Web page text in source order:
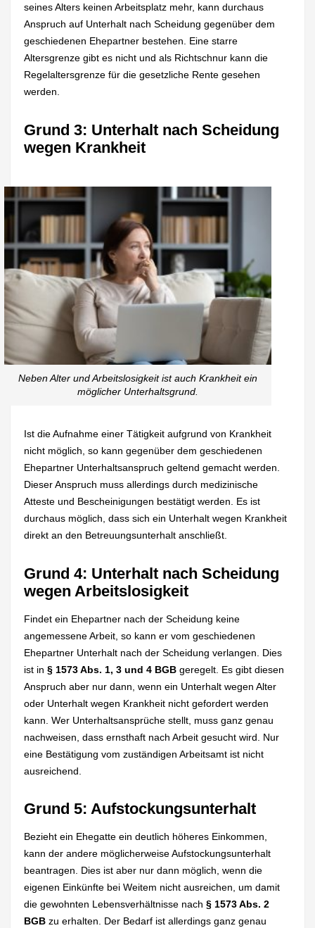
seines Alters keinen Arbeitsplatz mehr, kann durchaus
Anspruch auf Unterhalt nach Scheidung gegenüber dem
geschiedenen Ehepartner bestehen. Eine starre
Altersgrenze gibt es nicht und als Richtschnur kann die
Regelaltersgrenze für die gesetzliche Rente gesehen
werden.
Grund 3: Unterhalt nach Scheidung
wegen Krankheit
Neben Alter und Arbeitslosigkeit ist auch Krankheit ein
möglicher Unterhaltsgrund.
Ist die Aufnahme einer Tätigkeit aufgrund von Krankheit
nicht möglich, so kann gegenüber dem geschiedenen
Ehepartner Unterhaltsanspruch geltend gemacht werden.
Dieser Anspruch muss allerdings durch medizinische
Atteste und Bescheinigungen bestätigt werden. Es ist
durchaus möglich, dass sich ein Unterhalt wegen Krankheit
direkt an den Betreuungsunterhalt anschließt.
Grund 4: Unterhalt nach Scheidung
wegen Arbeitslosigkeit
Findet ein Ehepartner nach der Scheidung keine
angemessene Arbeit, so kann er vom geschiedenen
Ehepartner Unterhalt nach der Scheidung verlangen. Dies
ist in§ 1573 Abs. 1, 3 und 4 BGB geregelt. Es gibt diesen
Anspruch aber nur dann, wenn ein Unterhalt wegen Alter
oder Unterhalt wegen Krankheit nicht gefordert werden
kann. Wer Unterhaltsansprüche stellt, muss ganz genau
nachweisen, dass ernsthaft nach Arbeit gesucht wird. Nur
eine Bestätigung vom zuständigen Arbeitsamt ist nicht
ausreichend.
Grund 5: Aufstockungsunterhalt
Bezieht ein Ehegatte ein deutlich höheres Einkommen,
kann der andere möglicherweise Aufstockungsunterhalt
beantragen. Dies ist aber nur dann möglich, wenn die
eigenen Einkünfte bei Weitem nicht ausreichen, um damit
die gewohnten Lebensverhältnisse nach § 1573 Abs. 2
BGB zu erhalten. Der Bedarf ist allerdings ganz genau